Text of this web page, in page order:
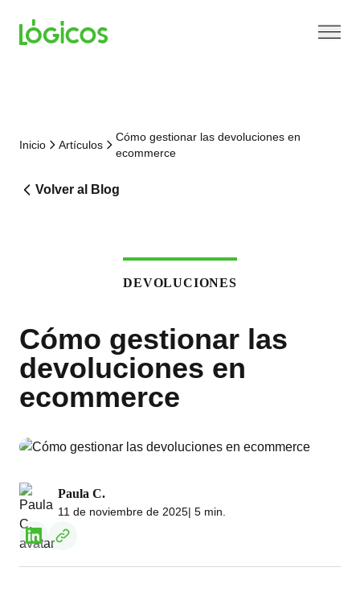
Inicio Artículos
Cómo gestionar las devoluciones en
ecommerce
Volver al Blog
DEVOLUCIONES
Cómo gestionar las
devoluciones en
ecommerce
Paula C.
11 de noviembre de 2025| 5 min.